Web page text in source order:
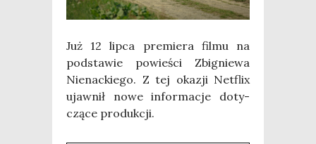
Już 12 lip­ca pre­mie­ra fil­mu na
pod­sta­wie powie­ści Zbi­gnie­wa
Nie­nac­kie­go. Z tej oka­zji Net­flix
ujaw­nił nowe infor­ma­cje doty­
czą­ce pro­duk­cji.